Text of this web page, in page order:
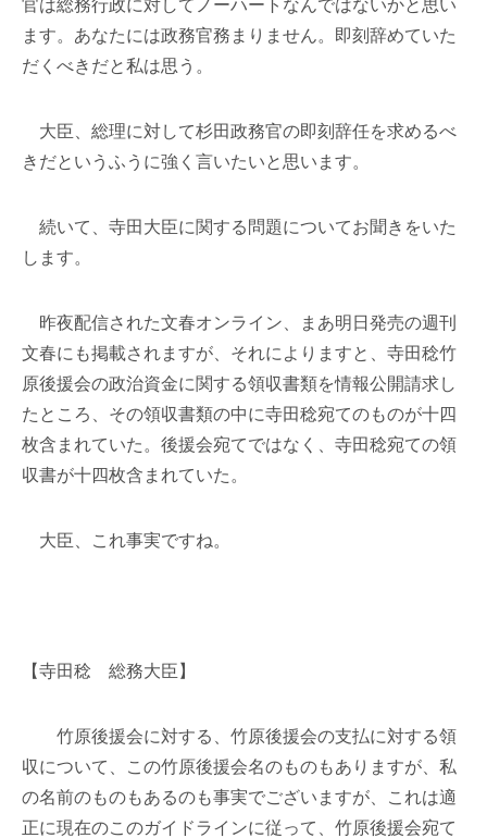
官は総務行政に対してノーハートなんではないかと思い
ます。あなたには政務官務まりません。即刻辞めていた
だくべきだと私は思う。
大臣、総理に対して杉田政務官の即刻辞任を求めるべ
きだというふうに強く言いたいと思います。
続いて、寺田大臣に関する問題についてお聞きをいた
します。
昨夜配信された文春オンライン、まあ明日発売の週刊
文春にも掲載されますが、それによりますと、寺田稔竹
原後援会の政治資金に関する領収書類を情報公開請求し
たところ、その領収書類の中に寺田稔宛てのものが十四
枚含まれていた。後援会宛てではなく、寺田稔宛ての領
収書が十四枚含まれていた。
大臣、これ事実ですね。
【寺田稔 総務大臣】
竹原後援会に対する、竹原後援会の支払に対する領
収について、この竹原後援会名のものもありますが、私
の名前のものもあるのも事実でございますが、これは適
正に現在のこのガイドラインに従って、竹原後援会宛て